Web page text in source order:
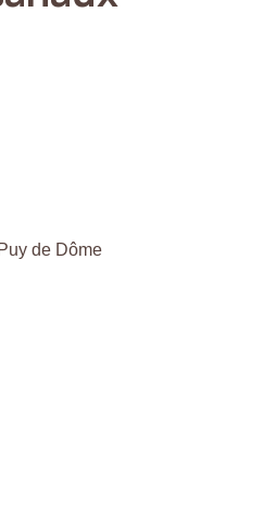
de Dôme